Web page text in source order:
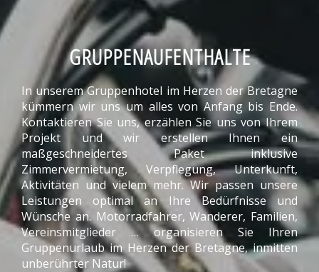
GRUPPENAUFENTHALTE
In unserem Gruppenhotel im Herzen der Bretagne
kümmern wir uns um alles von Anfang bis Ende.
Kontaktieren Sie uns, erzählen Sie uns von Ihrem
Projekt und wir erstellen Ihnen ein
maßgeschneidertes Paket inklusive
Zimmervermietung, Verpflegung, Unterkunft,
Aktivitäten und vielem mehr. Wir passen unsere
Leistungen optimal an Ihre Bedürfnisse und
Wünsche an. Motorradfahrer, Wanderer, Familien,
Vereinsmitglieder … organisieren Sie Ihren
Gruppenurlaub im Herzen der Bretagne, inmitten
unberührter Natur!